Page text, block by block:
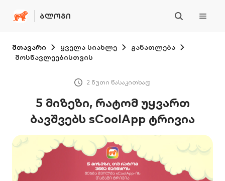
ᲑᲚᲝᲒᲘ
მთავარი ყველა სიახლე
განათლება
მოსწავლეებისთვის
2 წუთი წასაკითხად
5 მიზეზი, რატომ უყვართ
ბავშვებს sCoolApp ტრივია